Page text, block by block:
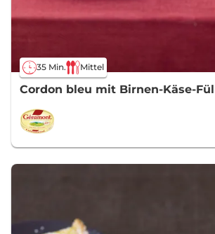
35 Min. Mittel
Cordon bleu mit Birnen-Käse-